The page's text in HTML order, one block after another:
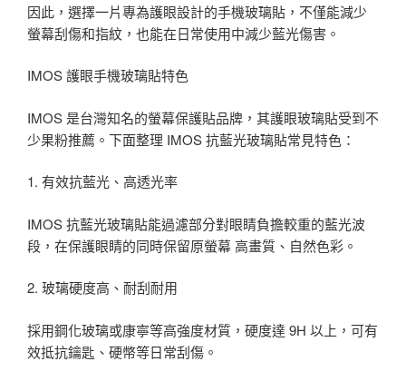
因此，選擇一片專為護眼設計的手機玻璃貼，不僅能減少
螢幕刮傷和指紋，也能在日常使用中減少藍光傷害。
IMOS 護眼手機玻璃貼特色
IMOS 是台灣知名的螢幕保護貼品牌，其護眼玻璃貼受到不
少果粉推薦。下面整理 IMOS 抗藍光玻璃貼常見特色：
1. 有效抗藍光、高透光率
IMOS 抗藍光玻璃貼能過濾部分對眼睛負擔較重的藍光波
段，在保護眼睛的同時保留原螢幕 高畫質、自然色彩。
2. 玻璃硬度高、耐刮耐用
採用鋼化玻璃或康寧等高強度材質，硬度達 9H 以上，可有
效抵抗鑰匙、硬幣等日常刮傷。